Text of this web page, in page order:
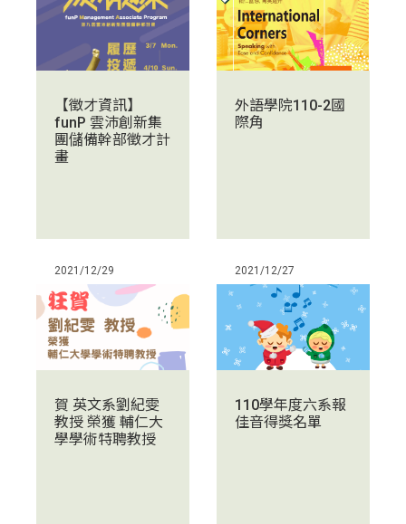
【徵才資訊】
funP 雲沛創新集
團儲備幹部徵才計
畫
外語學院110-2國
際角
2021/12/29
賀 英文系劉紀雯
教授 榮獲 輔仁大
學學術特聘教授
2021/12/27
110學年度六系報
佳音得獎名單